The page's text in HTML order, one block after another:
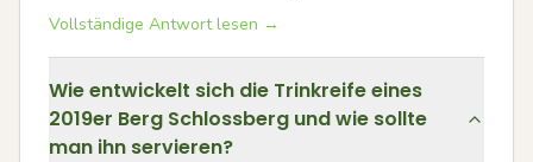
Vollständige Antwort lesen →
Wie entwickelt sich die Trinkreife eines
2019er Berg Schlossberg und wie sollte
man ihn servieren?